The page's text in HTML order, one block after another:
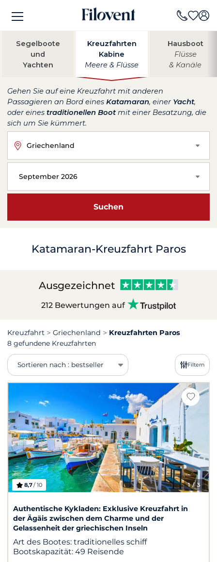
Segelboote
und
Yachten
Kreuzfahrten
Kabine
Meere & Flüsse
Hausboot
Flüsse
& Kanäle
Gehen Sie auf eine Kreuzfahrt mit anderen
Passagieren an Bord eines Katamaran, einer Yacht,
oder eines traditionellen Boot mit einer Besatzung, die
sich um Sie kümmert.
Griechenland
September 2026
Suchen
Katamaran-Kreuzfahrt Paros
Ausgezeichnet
212 Bewertungen auf
Kreuzfahrt Griechenland
Kreuzfahrten Paros
8 gefundene Kreuzfahrten
Sortieren nach : bestseller Filtern
1/ 3
8,7/ 10
Authentische Kykladen: Exklusive Kreuzfahrt in
der Ägäis zwischen dem Charme und der
Gelassenheit der griechischen Inseln
Art des Bootes: traditionelles schiff
Bootskapazität: 49 Reisende